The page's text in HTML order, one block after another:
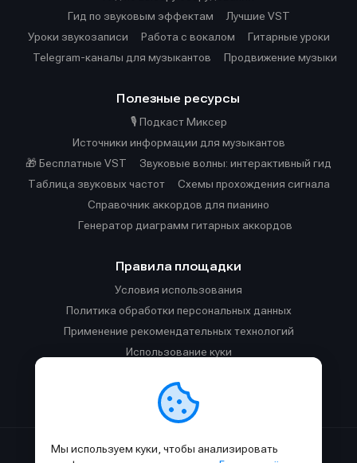
Гид по звуковым эффектам
Лучшие VST
Уроки звукозаписи
Работа с вокалом
Гитарные уроки
Telegram-каналы для музыкантов
Продвижение музыки
Полезные ресурсы
🎙️ Подкаст Миксер
Источники информации для музыкантов
🎁 Бесплатные VST
Звуковые волны: интерактивный гид
Таблица звуковых частот
Cхемы прохождения сигнала
Справочник аккордов для пианино
Генератор диаграмм гитарных аккордов
Правила площадки
Условия использования
Политика обработки персональных данных
Применение рекомендательных технологий
Использование куки
Правила общения в Телеграм-чате
Мы используем куки, чтобы анализировать